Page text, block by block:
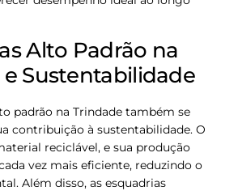
Alto Padrão na
Sustentabilidade
padrão na Trindade também se
contribuição à sustentabilidade. O
reciclável, e sua produção
vez mais eficiente, reduzindo o
Além disso, as esquadrias